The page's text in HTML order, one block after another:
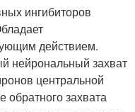
ингибиторов
действием.
нейрональный захват
центральной
захвата